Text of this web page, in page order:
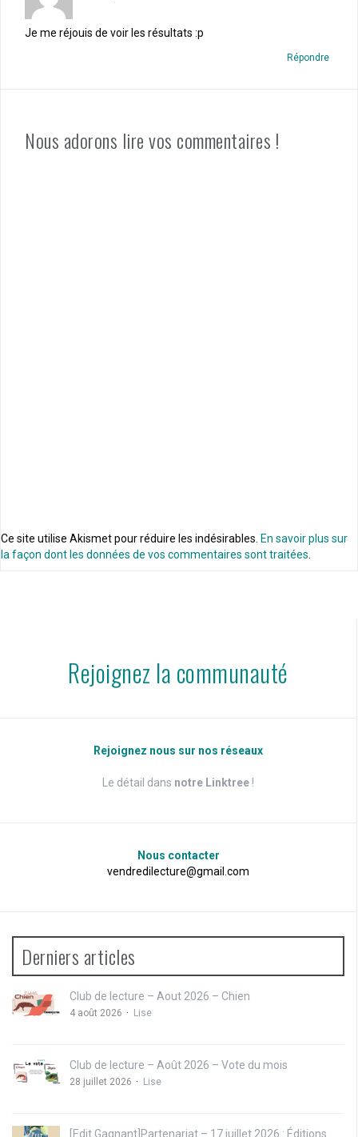
Je me réjouis de voir les résultats :p
Répondre
Nous adorons lire vos commentaires !
Ce site utilise Akismet pour réduire les indésirables. En savoir plus sur
la façon dont les données de vos commentaires sont traitées
Rejoignez la communauté
Rejoignez nous sur nos réseaux
Le détail dans notre Linktree !
Nous contacter
vendredilecture@gmail.com
Derniers articles
Club de lecture – Aout 2026 – Chien
4 août 2026 Lise
Club de lecture – Août 2026 – Vote du mois
28 juillet 2026 Lise
[Edit Gagnant]Partenariat – 17 juillet 2026 : Éditions